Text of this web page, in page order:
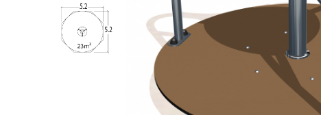
Jocuri cu nisip
Echipamente de catarat
Trasee echilibristica